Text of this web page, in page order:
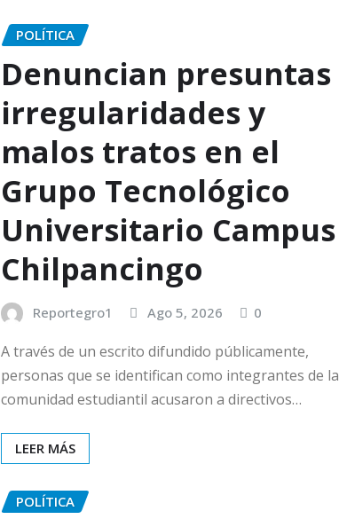
POLÍTICA
Denuncian presuntas
irregularidades y
malos tratos en el
Grupo Tecnológico
Universitario Campus
Chilpancingo
Reportegro1 Ago 5, 2026 0
A través de un escrito difundido públicamente,
personas que se identifican como integrantes de la
comunidad estudiantil acusaron a directivos…
LEER MÁS
POLÍTICA